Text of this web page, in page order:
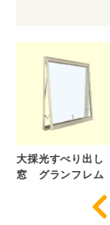
大採光すべり出し
窓 グランフレム